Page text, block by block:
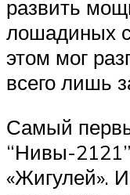
развить
лошадиных
этом мог
всего лишь
Самый
“Нивы-
«Жигулей».